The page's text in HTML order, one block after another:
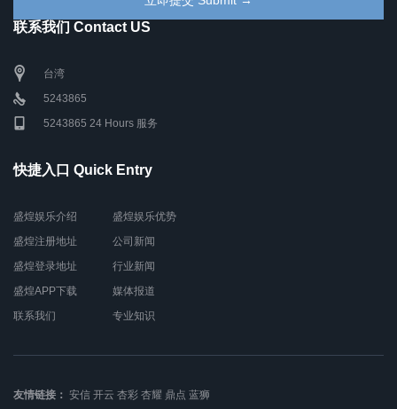
联系我们 Contact US
台湾
5243865
5243865 24 Hours 服务
快捷入口 Quick Entry
盛煌娱乐介绍
盛煌注册地址
盛煌登录地址
盛煌APP下载
联系我们
盛煌娱乐优势
公司新闻
行业新闻
媒体报道
专业知识
友情链接： 安信 开云 杏彩 杏耀 鼎点 蓝狮